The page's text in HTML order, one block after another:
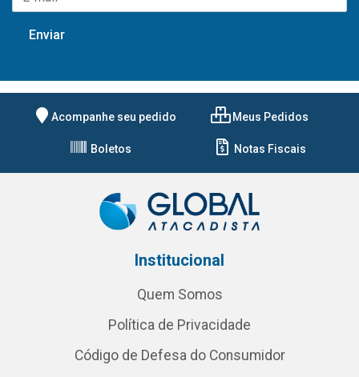
Acompanhe seu pedido Meus Pedidos
Boletos Notas Fiscais
Institucional
Quem Somos
Política de Privacidade
Código de Defesa do Consumidor